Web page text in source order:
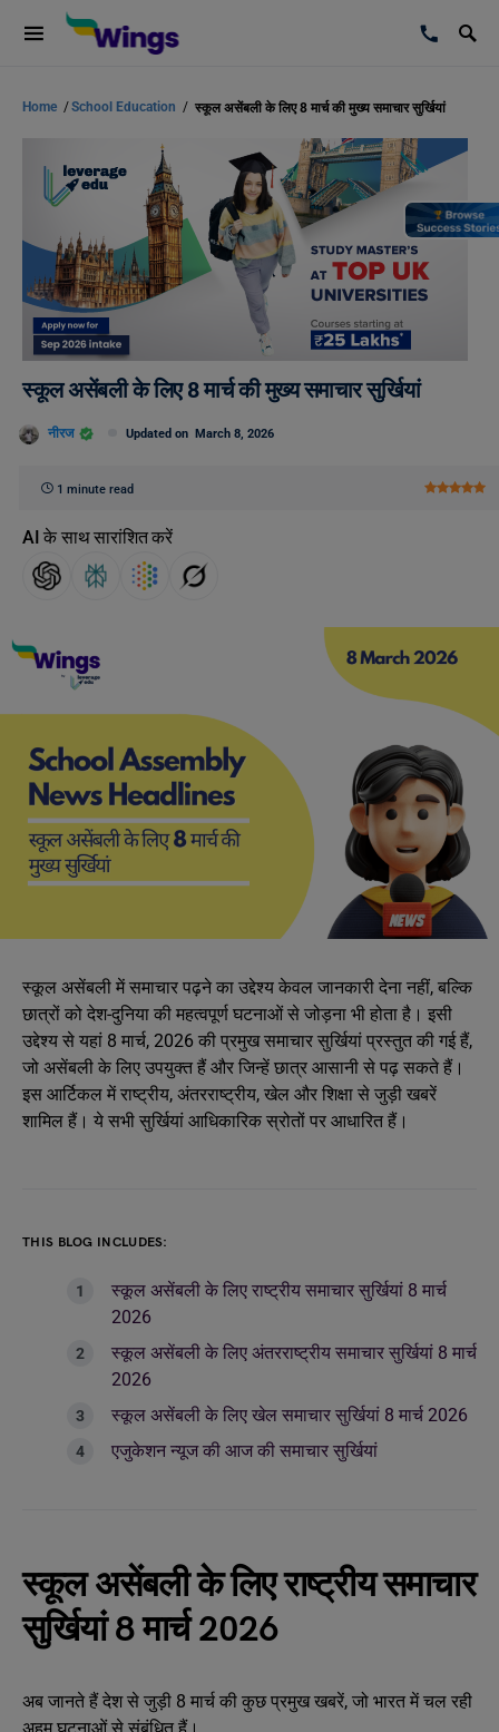
Home /School Education / स्कूल असेंबली के लिए 8 मार्च की मुख्य समाचार सुर्खियां
स्कूल असेंबली के लिए 8 मार्च की मुख्य समाचार सुर्खियां
नीरज Updated on March 8, 2026
1 minute read
AI के साथ सारांशित करें
स्कूल असेंबली में समाचार पढ़ने का उद्देश्य केवल जानकारी देना नहीं, बल्कि
छात्रों को देश-दुनिया की महत्वपूर्ण घटनाओं से जोड़ना भी होता है। इसी
उद्देश्य से यहां 8 मार्च, 2026 की प्रमुख समाचार सुर्खियां प्रस्तुत की गई हैं,
जो असेंबली के लिए उपयुक्त हैं और जिन्हें छात्र आसानी से पढ़ सकते हैं।
इस आर्टिकल में राष्ट्रीय, अंतरराष्ट्रीय, खेल और शिक्षा से जुड़ी खबरें
शामिल हैं। ये सभी सुर्खियां आधिकारिक स्रोतों पर आधारित हैं।
THIS BLOG INCLUDES:
स्कूल असेंबली के लिए राष्ट्रीय समाचार सुर्खियां 8 मार्च
2026
स्कूल असेंबली के लिए अंतरराष्ट्रीय समाचार सुर्खियां 8 मार्च
2026
स्कूल असेंबली के लिए खेल समाचार सुर्खियां 8 मार्च 2026
एजुकेशन न्यूज की आज की समाचार सुर्खियां
स्कूल असेंबली के लिए राष्ट्रीय समाचार
सुर्खियां 8 मार्च 2026
अब जानते हैं देश से जुड़ी 8 मार्च की कुछ प्रमुख खबरें, जो भारत में चल रही